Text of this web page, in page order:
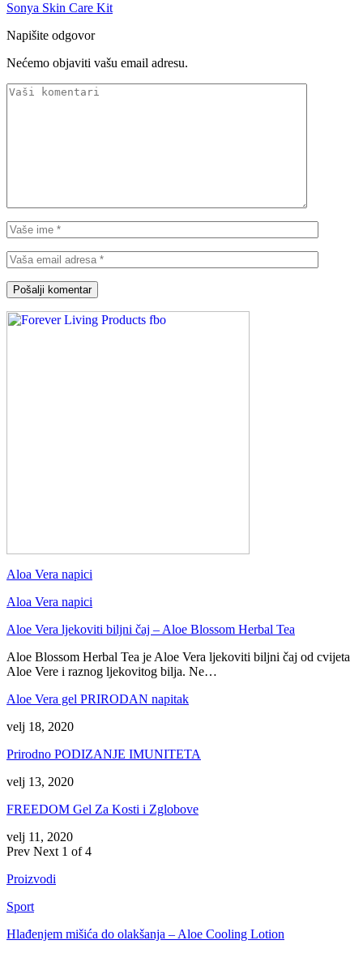
Sonya Skin Care Kit
Napišite odgovor
Nećemo objaviti vašu email adresu.
Aloa Vera napici
Aloa Vera napici
Aloe Vera ljekoviti biljni čaj – Aloe Blossom Herbal Tea
Aloe Blossom Herbal Tea je Aloe Vera ljekoviti biljni čaj od cvijeta
Aloe Vere i raznog ljekovitog bilja. Ne…
Aloe Vera gel PRIRODAN napitak
velj 18, 2020
Prirodno PODIZANJE IMUNITETA
velj 13, 2020
FREEDOM Gel Za Kosti i Zglobove
velj 11, 2020
Prev Next 1 of 4
Proizvodi
Sport
Hlađenjem mišića do olakšanja – Aloe Cooling Lotion